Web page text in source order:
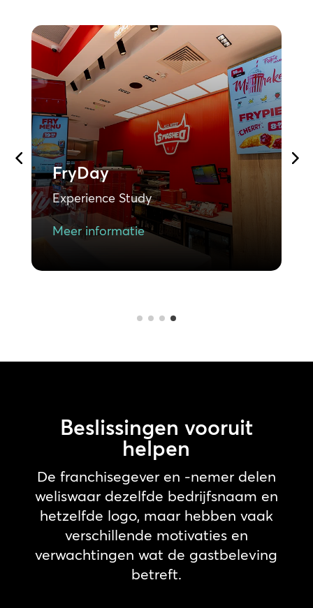
Ace Hardware Grote
Meren, MI
Experience Study
Beslissingen vooruit
helpen
De franchisegever en -nemer delen
weliswaar dezelfde bedrijfsnaam en
hetzelfde logo, maar hebben vaak
verschillende motivaties en
verwachtingen wat de gastbeleving
betreft.